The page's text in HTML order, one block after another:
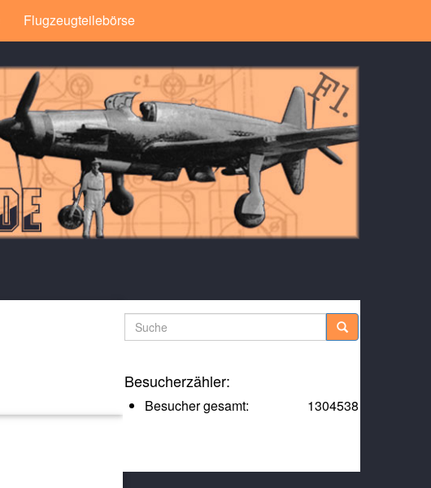
Flugzeugteilebörse
Suche
Besucherzähler:
1304538
Besucher gesamt: